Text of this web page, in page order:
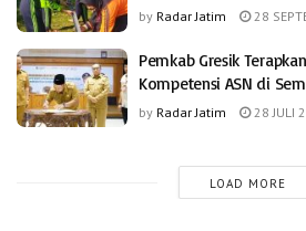
by Radar Jatim 28
Pemkab Gresik
Kompetensi ASN di
by Radar Jatim 28 JULI
LOAD MORE